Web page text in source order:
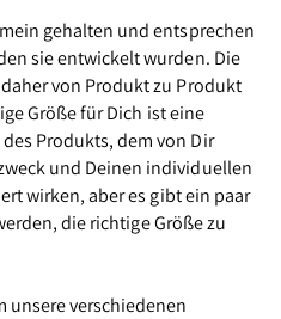
gehalten und entsprechen
sie entwickelt wurden. Die
von Produkt zu Produkt
Größe für Dich ist eine
Produkts, dem von Dir
und Deinen individuellen
wirken, aber es gibt ein paar
die richtige Größe zu
unsere verschiedenen